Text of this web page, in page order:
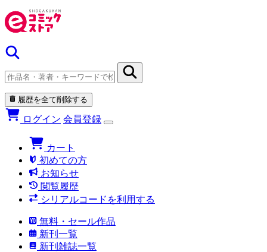
履歴を全て削除する
ログイン 会員登録
カート
初めての方
お知らせ
閲覧履歴
シリアルコードを利用する
無料・セール作品
新刊一覧
新刊雑誌一覧